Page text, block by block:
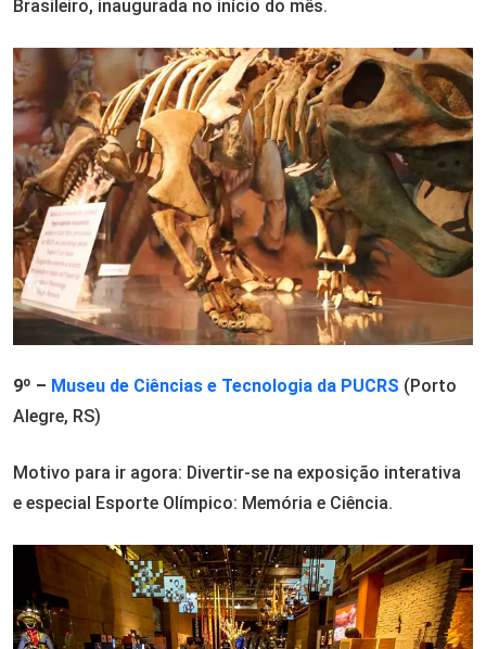
Brasileiro, inaugurada no início do mês.
9º – Museu de Ciências e Tecnologia da PUCRS (Porto
Alegre, RS)
Motivo para ir agora: Divertir-se na exposição interativa
e especial Esporte Olímpico: Memória e Ciência.